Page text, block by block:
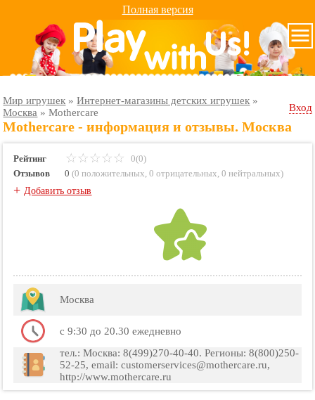
Полная версия
Мир игрушек »Интернет-магазины детских игрушек »
Москва »Mothercare Вход
Mothercare - информация и отзывы. Москва
Рейтинг
0(0)
Отзывов
0 (0 положительных,0 отрицательных,0 нейтральных)
+Добавить отзыв
Москва
с 9:30 до 20.30 ежедневно
тел.: Москва: 8(499)270-40-40. Регионы: 8(800)250-
52-25, email: customerservices@mothercare.ru,
http://www.mothercare.ru